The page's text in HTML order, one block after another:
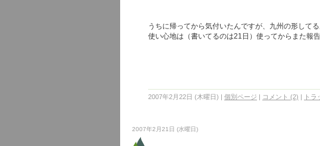
うちに帰ってから気付いたんですが、九州の形してる
使い心地は（書いてるのは21日）使ってからまた報告
2007年2月22日 (木曜日) | 個別ページ | コメント (2) | トラ
2007年2月21日 (水曜日)